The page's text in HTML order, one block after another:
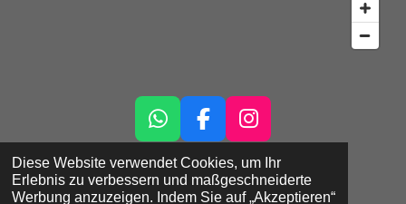
Diese Website verwendet Cookies, um Ihr
Erlebnis zu verbessern und maßgeschneiderte
Werbung anzuzeigen. Indem Sie auf „Akzeptieren“
W
a
t
F
c
e
I
s
©2026 DEINRAD FlexCo